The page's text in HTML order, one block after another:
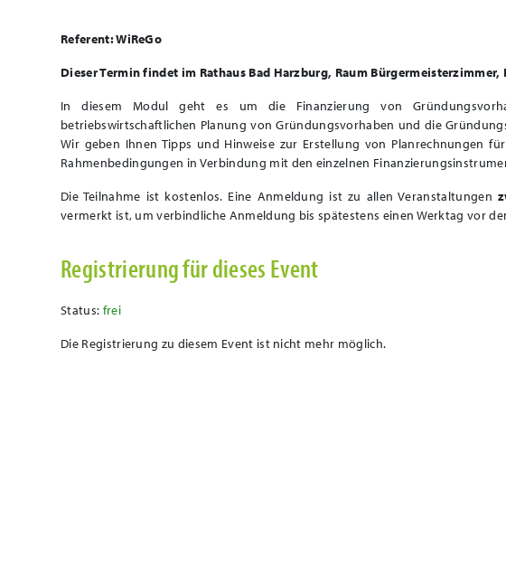
Referent: WiReGo
Dieser Termin findet im Rathaus Bad Harzburg, Raum
In diesem Modul geht es um die Finanzierung von
betriebswirtschaftlichen Planung von Gründungsvorhaben und die
Wir geben Ihnen Tipps und Hinweise zur Erstellung von Planrechnungen
Rahmenbedingungen in Verbindung mit den einzelnen
Die Teilnahme ist kostenlos. Eine Anmeldung ist zu allen Veranstaltungen
vermerkt ist, um verbindliche Anmeldung bis spätestens einen Werktag vor
Registrierung für dieses Event
Status: frei
Die Registrierung zu diesem Event ist nicht mehr möglich.